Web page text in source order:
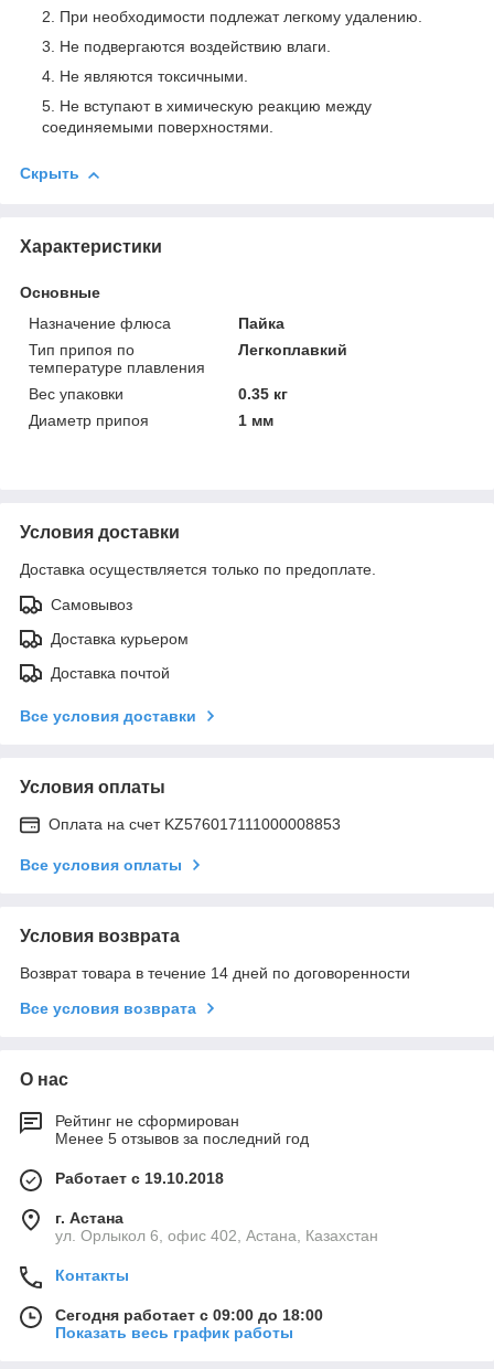
При необходимости подлежат легкому удалению.
Не подвергаются воздействию влаги.
Не являются токсичными.
Не вступают в химическую реакцию между
соединяемыми поверхностями.
Скрыть
Характеристики
Основные
Назначение флюса
Пайка
Тип припоя по
температуре плавления
Легкоплавкий
Вес упаковки
0.35 кг
Диаметр припоя
1 мм
Условия доставки
Доставка осуществляется только по предоплате.
Самовывоз
Доставка курьером
Доставка почтой
Все условия доставки
Условия оплаты
Оплата на счет KZ576017111000008853
Все условия оплаты
Условия возврата
Возврат товара в течение 14 дней по договоренности
Все условия возврата
О нас
Рейтинг не сформирован
Менее 5 отзывов за последний год
Работает с 19.10.2018
г. Астана
ул. Орлыкол 6, офис 402, Астана, Казахстан
Контакты
Сегодня работает с 09:00 до 18:00
Показать весь график работы